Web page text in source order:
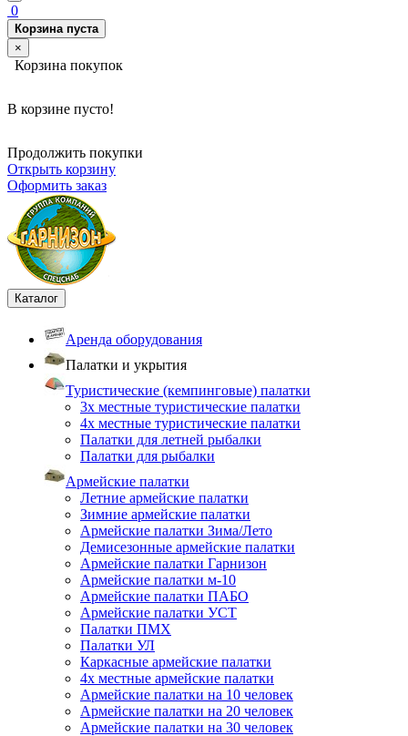
0
Корзина пуста
×
Корзина покупок
В корзине пусто!
Продолжить покупки
Открыть корзину
Оформить заказ
Каталог
Аренда оборудования
Палатки и укрытия
Туристические (кемпинговые) палатки
3х местные туристические палатки
4х местные туристические палатки
Палатки для летней рыбалки
Палатки для рыбалки
Армейские палатки
Летние армейские палатки
Зимние армейские палатки
Армейские палатки Зима/Лето
Демисезонные армейские палатки
Армейские палатки Гарнизон
Армейские палатки м-10
Армейские палатки ПАБО
Армейские палатки УСТ
Палатки ПМХ
Палатки УЛ
Каркасные армейские палатки
4х местные армейские палатки
Армейские палатки на 10 человек
Армейские палатки на 20 человек
Армейские палатки на 30 человек